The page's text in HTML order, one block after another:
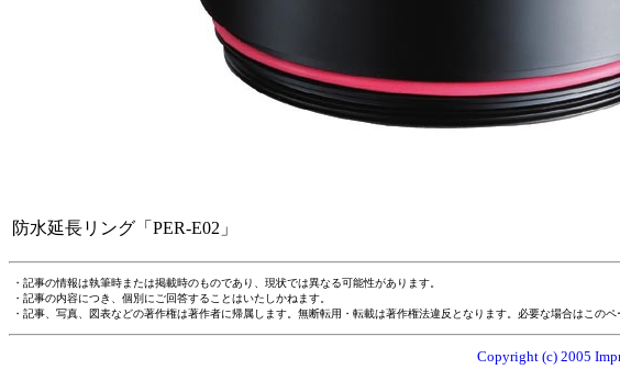
防水延長リング「PER-E02」
・記事の情報は執筆時または掲載時のものであり、現状では異なる可能性があります。
・記事の内容につき、個別にご回答することはいたしかねます。
・記事、写真、図表などの著作権は著作者に帰属します。無断転用・転載は著作権法違反となります。必要な場合はこの
Copyright (c) 2005